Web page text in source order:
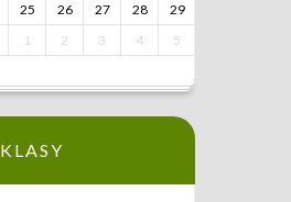
25 26 27 28
29
1 2 3 4 5
KLASY